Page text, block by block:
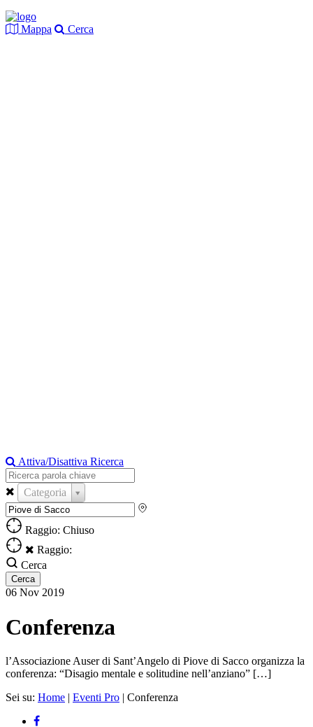
Mappa Cerca
Attiva/Disattiva Ricerca
Categoria
Raggio: Chiuso
Raggio:
Cerca
06 Nov 2019
Conferenza
l’Associazione Auser di Sant’Angelo di Piove di Sacco organizza la
conferenza: “Disagio mentale e solitudine nell’anziano” […]
Sei su: Home | Eventi Pro | Conferenza